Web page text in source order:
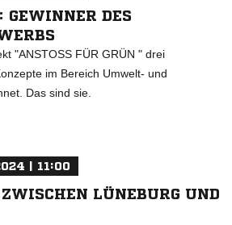
DES
"ANSTOSS FÜR GRÜN " drei
im Bereich Umwelt- und
Das sind sie.
| 11:00
LÜNEBURG UND